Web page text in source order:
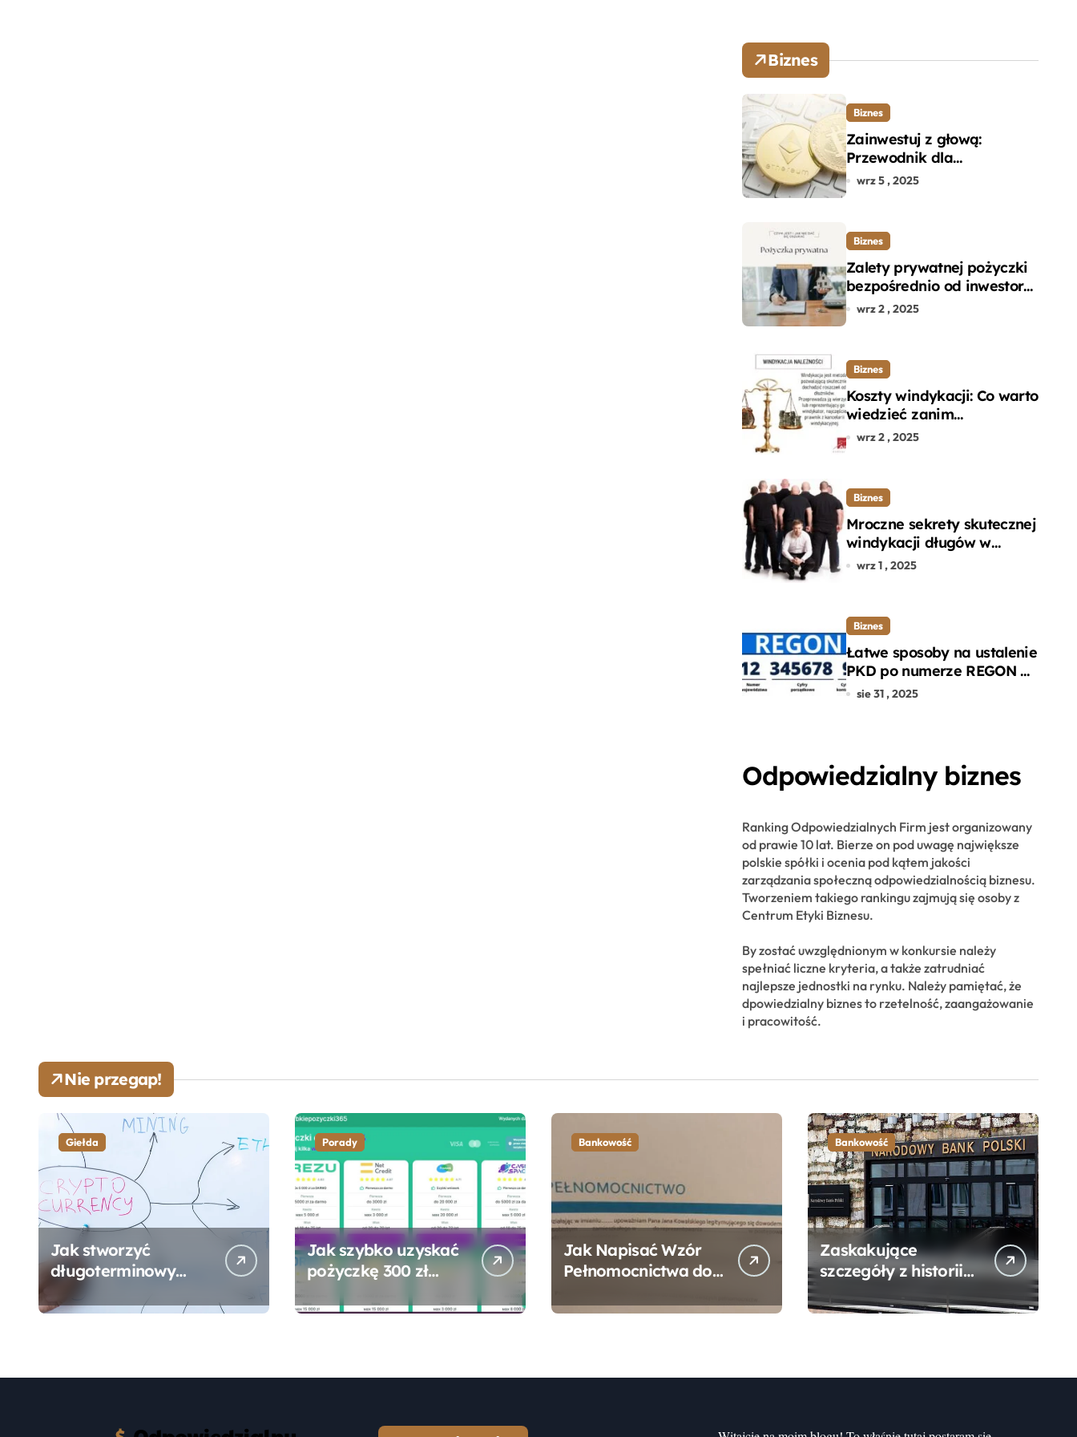
Biznes
Biznes
Zainwestuj z głową:
Przewodnik dla
początkujących w zakupie
wrz 5 , 2025
Biznes
Zalety prywatnej pożyczki
bezpośrednio od inwestora
– dlaczego warto?
wrz 2 , 2025
Biznes
Koszty windykacji: Co warto
wiedzieć zanim
zdecydujesz się na
wrz 2 , 2025
Biznes
Mroczne sekrety skutecznej
windykacji długów w
departamencie windykacji
wrz 1 , 2025
Biznes
Łatwe sposoby na ustalenie
PKD po numerze REGON w
kilku prostych krokach
sie 31 , 2025
Odpowiedzialny biznes
Ranking Odpowiedzialnych Firm jest organizowany
od prawie 10 lat. Bierze on pod uwagę największe
polskie spółki i ocenia pod kątem jakości
zarządzania społeczną odpowiedzialnością biznesu.
Tworzeniem takiego rankingu zajmują się osoby z
Centrum Etyki Biznesu.
By zostać uwzględnionym w konkursie należy
spełniać liczne kryteria, a także zatrudniać
najlepsze jednostki na rynku. Należy pamiętać, że
dpowiedzialny biznes to rzetelność, zaangażowanie
i pracowitość.
Nie przegap!
Giełda
Jak stworzyć
długoterminowy
10-20 lat?
Porady
Jak szybko uzyskać
pożyczkę 300 zł
formalności?
Bankowość
Jak Napisać Wzór
Pełnomocnictwa do
Praktyczny
Bankowość
Zaskakujące
szczegóły z historii
Narodowego Banku